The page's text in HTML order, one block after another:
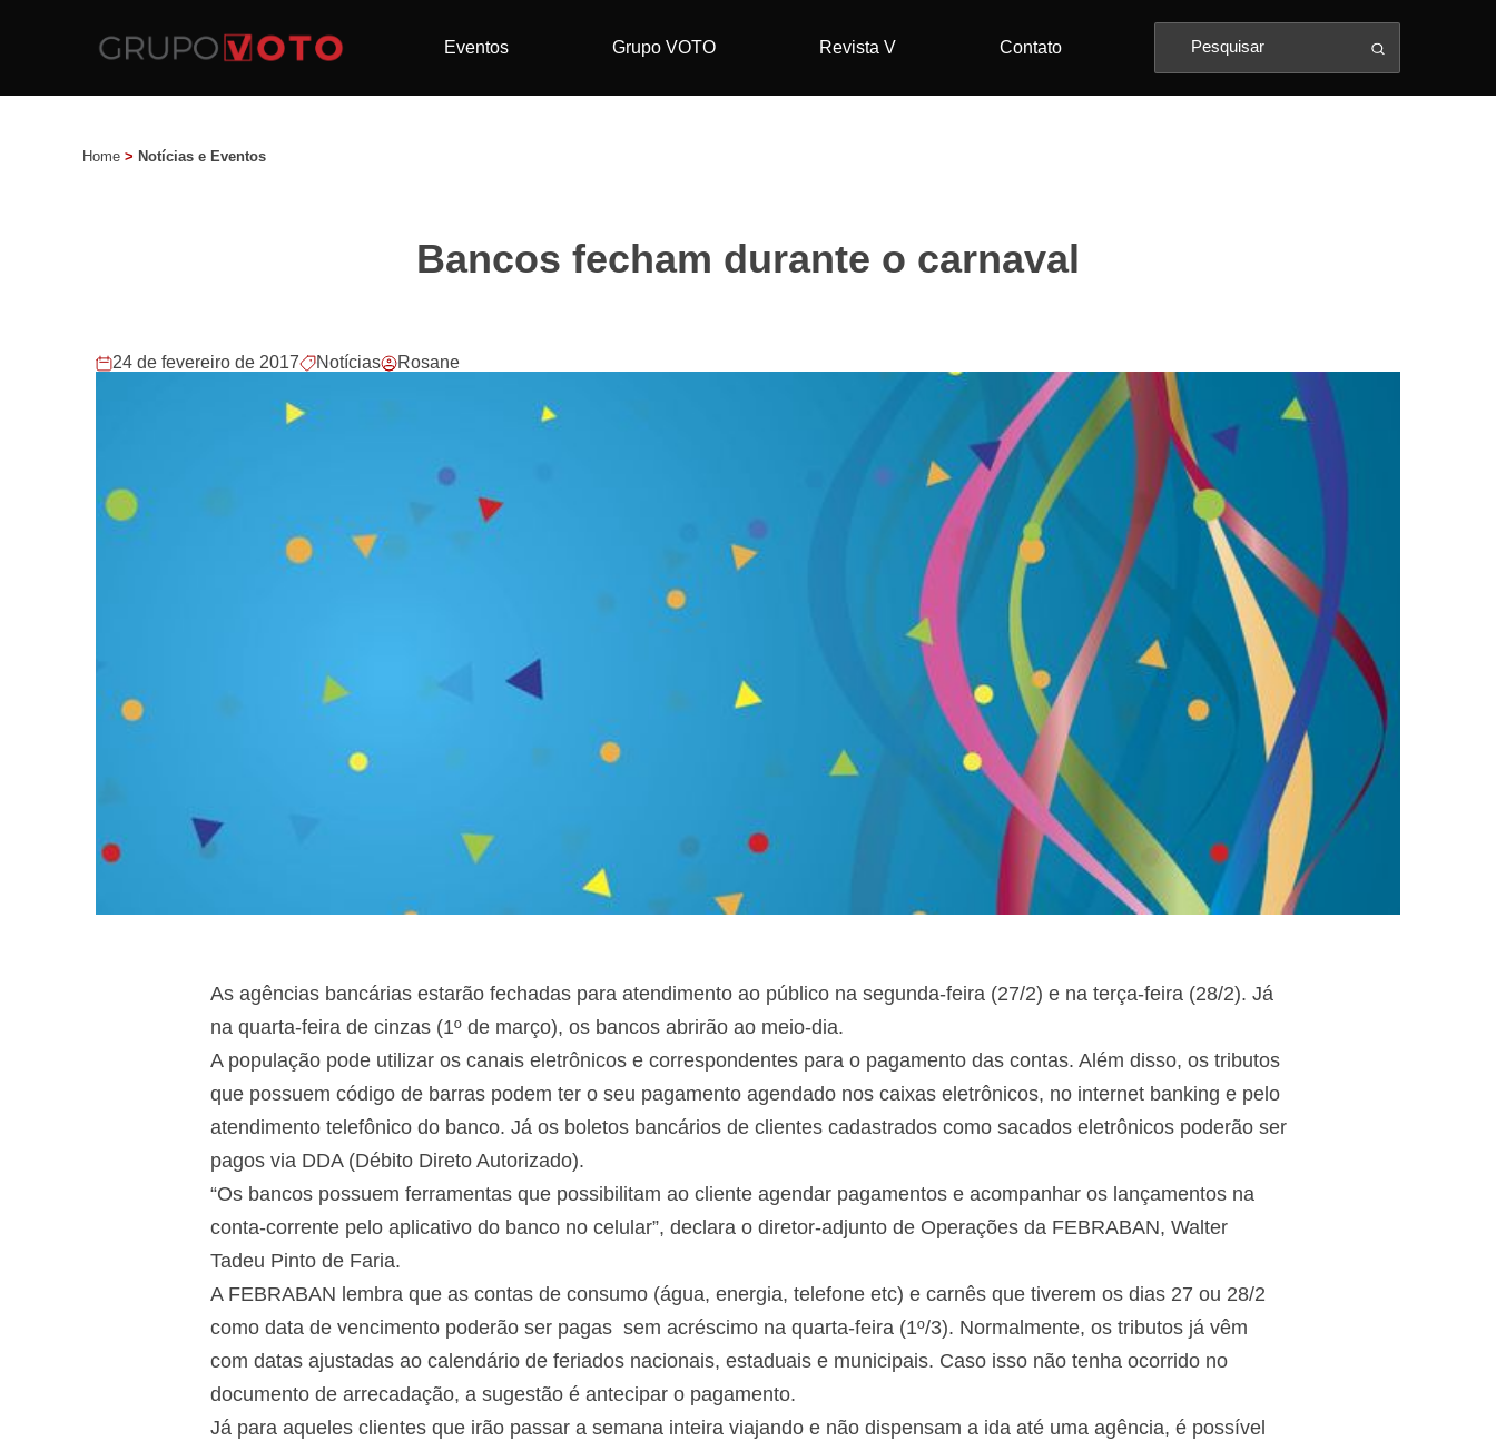
Eventos Grupo VOTO Revista V Contato
Home > Notícias e Eventos
Bancos fecham durante o carnaval
24 de fevereiro de 2017 Notícias Rosane
As agências bancárias estarão fechadas para atendimento ao público na segunda-feira (27/2) e na terça-feira (28/2). Já
na quarta-feira de cinzas (1º de março), os bancos abrirão ao meio-dia.
A população pode utilizar os canais eletrônicos e correspondentes para o pagamento das contas. Além disso, os tributos
que possuem código de barras podem ter o seu pagamento agendado nos caixas eletrônicos, no internet banking e pelo
atendimento telefônico do banco. Já os boletos bancários de clientes cadastrados como sacados eletrônicos poderão ser
pagos via DDA (Débito Direto Autorizado).
“Os bancos possuem ferramentas que possibilitam ao cliente agendar pagamentos e acompanhar os lançamentos na
conta-corrente pelo aplicativo do banco no celular”, declara o diretor-adjunto de Operações da FEBRABAN, Walter
Tadeu Pinto de Faria.
A FEBRABAN lembra que as contas de consumo (água, energia, telefone etc) e carnês que tiverem os dias 27 ou 28/2
como data de vencimento poderão ser pagas sem acréscimo na quarta-feira (1º/3). Normalmente, os tributos já vêm
com datas ajustadas ao calendário de feriados nacionais, estaduais e municipais. Caso isso não tenha ocorrido no
documento de arrecadação, a sugestão é antecipar o pagamento.
Já para aqueles clientes que irão passar a semana inteira viajando e não dispensam a ida até uma agência, é possível